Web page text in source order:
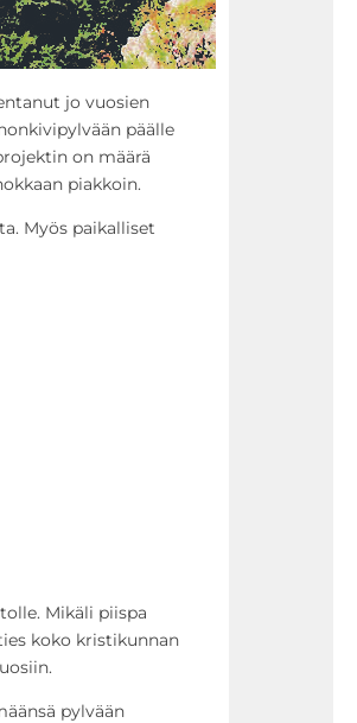
jo vuosien
päälle
on määrä
piakkoin.
Myös paikalliset
Mikäli piispa
koko kristikunnan
pylvään